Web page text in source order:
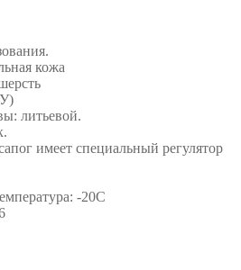
кожа
литьевой.
имеет специальный регулятор
-20С